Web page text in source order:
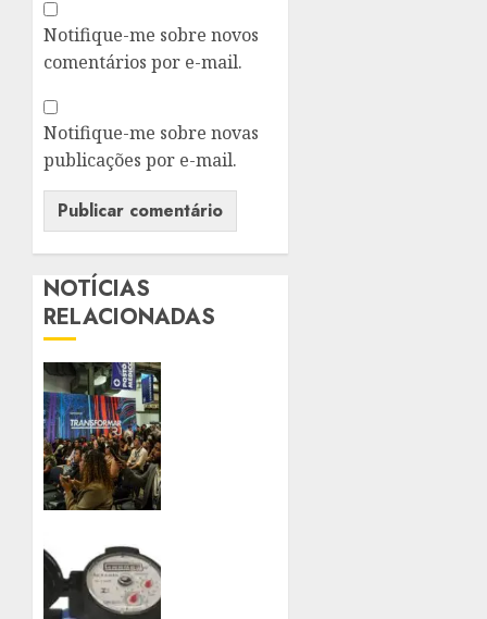
Notifique-me sobre novos
comentários por e-mail.
Notifique-me sobre novas
publicações por e-mail.
NOTÍCIAS
RELACIONADAS